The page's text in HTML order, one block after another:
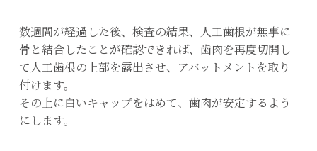
数週間が経過した後、検査の結果、人工歯根が無事に
骨と結合したことが確認できれば、歯肉を再度切開し
て人工歯根の上部を露出させ、アバットメントを取り
付けます。
その上に白いキャップをはめて、歯肉が安定するよう
にします。